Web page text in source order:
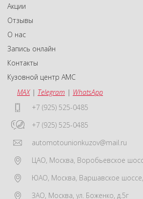
Акции
Отзывы
О нас
Запись онлайн
Контакты
Кузовной центр АМС
MAX| Telegram | WhatsApp
+7 (925) 525-0485
+7 (925) 525-0485
automotounionkuzov@mail.ru
ЦАО, Москва, Воробьевское
ЮАО, Москва, Варшавское
ЗАО, Москва, ул. Боженко, д.5г